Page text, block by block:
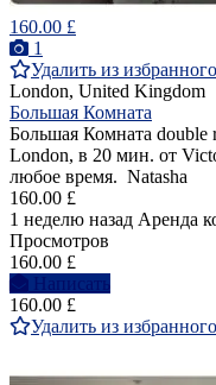
160.00 £
1
Удалить из избранного
London, United Kingdom
Большая Комната
Большая Комната double
London, в 20 мин. от
любое время. Natasha
160.00 £
1 неделю назад Аренда
Просмотров
160.00 £
Написать
160.00 £
Удалить из избранного